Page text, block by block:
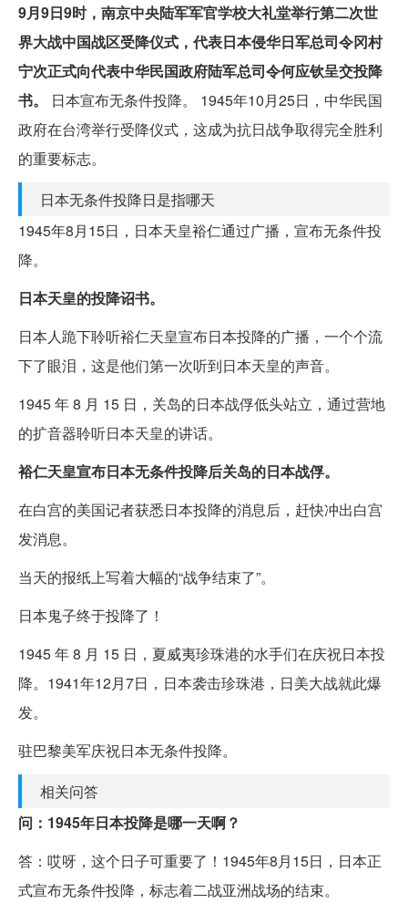
9月9日9时，南京中央陆军军官学校大礼堂举行第二次世
界大战中国战区受降仪式，代表日本侵华日军总司令冈村
宁次正式向代表中华民国政府陆军总司令何应钦呈交投降
书。
日本宣布无条件投降。 1945年10月25日，中华民国
政府在台湾举行受降仪式，这成为抗日战争取得完全胜利
的重要标志。
日本无条件投降日是指哪天
1945年8月15日，日本天皇裕仁通过广播，宣布无条件投
降。
日本天皇的投降诏书。
日本人跪下聆听裕仁天皇宣布日本投降的广播，一个个流
下了眼泪，这是他们第一次听到日本天皇的声音。
1945 年 8 月 15 日，关岛的日本战俘低头站立，通过营地
的扩音器聆听日本天皇的讲话。
裕仁天皇宣布日本无条件投降后关岛的日本战俘。
在白宫的美国记者获悉日本投降的消息后，赶快冲出白宫
发消息。
当天的报纸上写着大幅的“战争结束了”。
日本鬼子终于投降了！
1945 年 8 月 15 日，夏威夷珍珠港的水手们在庆祝日本投
降。1941年12月7日，日本袭击珍珠港，日美大战就此爆
发。
驻巴黎美军庆祝日本无条件投降。
相关问答
问：1945年日本投降是哪一天啊？
答：哎呀，这个日子可重要了！1945年8月15日，日本正
式宣布无条件投降，标志着二战亚洲战场的结束。